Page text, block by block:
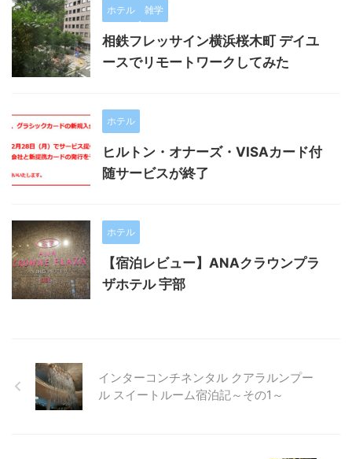
ホテル 雑学
相鉄フレッサイン横浜桜木町 デイユ
ースでリモートワークしてみた
ホテル
ヒルトン・オナーズ・VISAカード付
随サービスが終了
ホテル
【宿泊レビュー】ANAクラウンプラ
ザホテル 宇部
インターコンチネンタル クアラルンプー
ル スイートルーム宿泊記～その1～